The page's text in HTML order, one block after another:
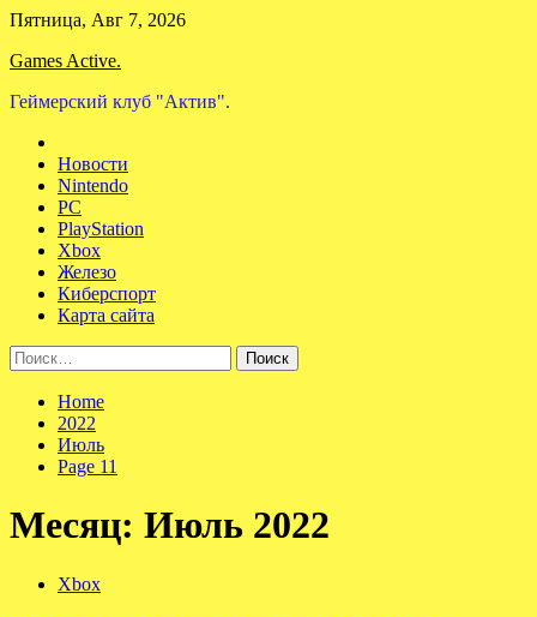
Skip
content
Пятница, Авг 7, 2026
Games Active.
Геймерский клуб "Актив".
Новости
Nintendo
PC
PlayStation
Xbox
Железо
Киберспорт
Карта сайта
Найти:
Home
2022
Июль
Page 11
Месяц: Июль 2022
Xbox